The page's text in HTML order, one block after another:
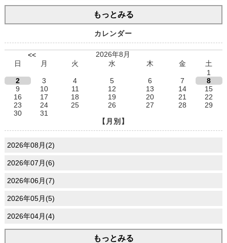
もっとみる
カレンダー
<<
2026年8月
日
月 火 水 木 金
土
1
2
3 4 5 6 7
8
9
10 11 12 13 14
15
16
17 18 19 20 21
22
23
24 25 26 27 28
29
30
31
【月別】
2026年08月(2)
2026年07月(6)
2026年06月(7)
2026年05月(5)
2026年04月(4)
もっとみる